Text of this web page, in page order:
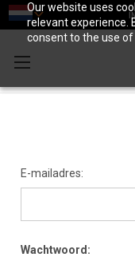
Our website uses
relevant experience.
consent to the use of
E-mailadres:
Wachtwoord: